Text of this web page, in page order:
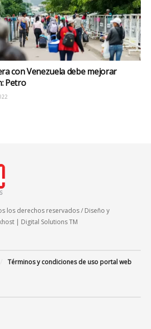
con Venezuela debe mejorar
Petro
los derechos reservados / Diseño y
| Digital Solutions TM
Términos y condiciones de uso portal web